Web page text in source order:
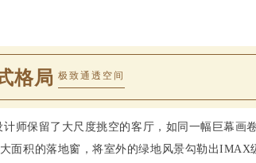
格局 极致通透空间
师保留了大尺度挑空的客厅，如同一幅巨幕画
面积的落地窗，将室外的绿地风景勾勒出IMAX